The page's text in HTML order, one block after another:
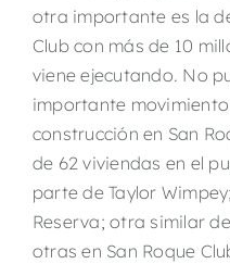
otra importante es la
Club con más de 10
viene ejecutando. No
importante
construcción en San
de 62 viviendas en el
parte de Taylor
Reserva; otra similar
otras en San Roque